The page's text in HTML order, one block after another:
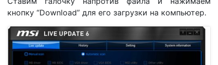
кнопку “Download” для его загрузки на компьютер.